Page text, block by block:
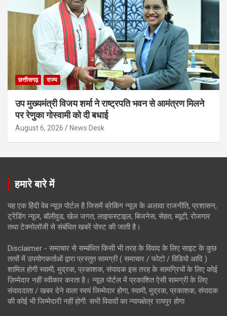
छत्तीसगढ़ राज्य
उप मुख्यमंत्री विजय शर्मा ने राष्ट्रपति भवन से आमंत्रण मिलने
पर रेणुका गोस्वामी को दी बधाई
August 6, 2026 News Desk
हमारे बारे में
यह एक हिंदी वेब न्यूज़ पोर्टल है जिसमें ब्रेकिंग न्यूज़ के अलावा राजनीति, प्रशासन,
ट्रेंडिंग न्यूज, बॉलीवुड, खेल जगत, लाइफस्टाइल, बिजनेस, सेहत, ब्यूटी, रोजगार
तथा टेक्नोलॉजी से संबंधित खबरें पोस्ट की जाती है।
Disclaimer - समाचार से सम्बंधित किसी भी तरह के विवाद के लिए साइट के कुछ
तत्वों में उपयोगकर्ताओं द्वारा प्रस्तुत सामग्री ( समाचार / फोटो / विडियो आदि )
शामिल होगी स्वामी, मुद्रक, प्रकाशक, संपादक इस तरह के सामग्रियों के लिए कोई
ज़िम्मेदार नहीं स्वीकार करता है। न्यूज़ पोर्टल में प्रकाशित ऐसी सामग्री के लिए
संवाददाता / खबर देने वाला स्वयं जिम्मेदार होगा, स्वामी, मुद्रक, प्रकाशक, संपादक
की कोई भी जिम्मेदारी नहीं होगी. सभी विवादों का न्यायक्षेत्र रायपुर होगा